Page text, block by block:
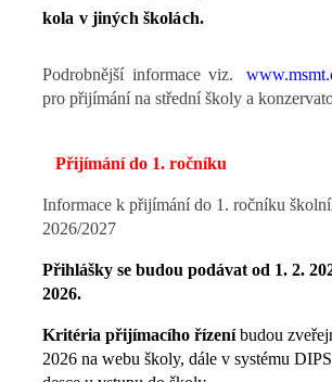
kola v jiných školách.
Podrobnější informace viz.
pro přijímání na střední školy a
Přijímání do 1. ročníku
Informace k přijímání do 1. ročníku
2026/2027
Přihlášky se budou podávat od 1. 2.
2026.
Kritéria přijímacího řízeníbudou
2026 na webu školy, dále v systému